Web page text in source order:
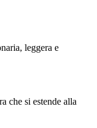
leggera e
che si estende alla